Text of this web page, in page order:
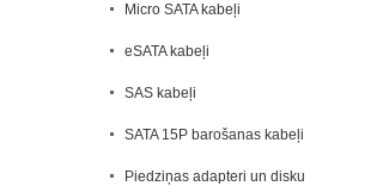
Micro SATA kabeļi
eSATA kabeļi
SAS kabeļi
SATA 15P barošanas kabeļi
Piedziņas adapteri un disku